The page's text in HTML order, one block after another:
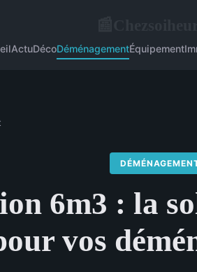
ActuDécoDéménagementÉquipement
6m3 : la
vos